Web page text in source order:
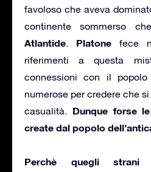
favoloso che aveva
continente sommerso
Atlantide. Platone fece
riferimenti a questa
connessioni con il
numerose per credere che
casualità. Dunque forse
create dal popolo
Perchè quegli